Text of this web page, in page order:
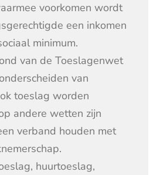
voorkomen wordt
een inkomen
minimum.
van de Toeslagenwet
van
toeslag worden
andere wetten zijn
verband houden met
huurtoeslag,